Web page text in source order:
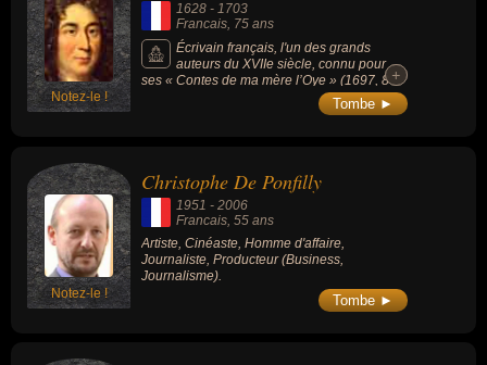
Notez-le !
1628 - 1703
Francais, 75 ans
Écrivain français, l'un des grands
auteurs du XVIIe siècle, connu pour
ses « Contes de ma mère l’Oye » (1697, 8
contes de fées) devenu un classique de la
littérature enfantine, occultant tout le reste de
devint ainsi l'un des formalisateurs du genre
littéraire écrit du conte merveilleux.
+
+
Tombe ►
Notez-le !
Christophe De Ponfilly
1951 - 2006
Francais, 55 ans
Artiste, Cinéaste, Homme d'affaire,
Journaliste, Producteur (Business,
Journalisme).
Tombe ►